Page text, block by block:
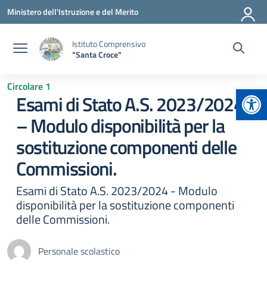
Vai ai contenuti
Vai al menu di navigazione
Vai al footer
Ministero dell'Istruzione e del Merito
Istituto Comprensivo
"Santa Croce"
Circolare 1
Esami di Stato A.S. 2023/2024
– Modulo disponibilità per la
sostituzione componenti delle
Commissioni.
Esami di Stato A.S. 2023/2024 - Modulo
disponibilità per la sostituzione componenti
delle Commissioni.
Personale scolastico